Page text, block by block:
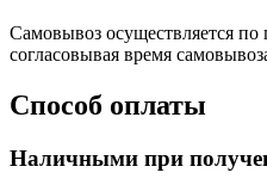
Самовывоз осуществляется по
согласовывая время
Способ оплаты
Наличными при